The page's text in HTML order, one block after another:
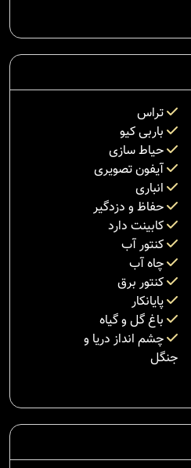
تراس
باربی کیو
حیاط سازی
آیفون تصویری
انباری
حفاظ و دزدگیر
کابینت دارد
کنتور آب
چاه آب
کنتور برق
پایانکار
باغ گل و گیاه
چشم انداز دریا و
جنگل